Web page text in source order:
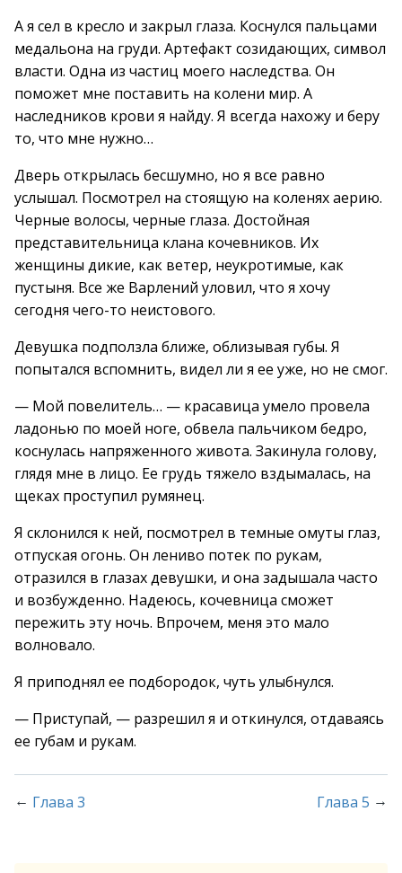
А я сел в кресло и закрыл глаза. Коснулся пальцами
медальона на груди. Артефакт созидающих, символ
власти. Одна из частиц моего наследства. Он
поможет мне поставить на колени мир. А
наследников крови я найду. Я всегда нахожу и беру
то, что мне нужно…
Дверь открылась бесшумно, но я все равно
услышал. Посмотрел на стоящую на коленях аерию.
Черные волосы, черные глаза. Достойная
представительница клана кочевников. Их
женщины дикие, как ветер, неукротимые, как
пустыня. Все же Варлений уловил, что я хочу
сегодня чего-то неистового.
Девушка подползла ближе, облизывая губы. Я
попытался вспомнить, видел ли я ее уже, но не смог.
— Мой повелитель… — красавица умело провела
ладонью по моей ноге, обвела пальчиком бедро,
коснулась напряженного живота. Закинула голову,
глядя мне в лицо. Ее грудь тяжело вздымалась, на
щеках проступил румянец.
Я склонился к ней, посмотрел в темные омуты глаз,
отпуская огонь. Он лениво потек по рукам,
отразился в глазах девушки, и она задышала часто
и возбужденно. Надеюсь, кочевница сможет
пережить эту ночь. Впрочем, меня это мало
волновало.
Я приподнял ее подбородок, чуть улыбнулся.
— Приступай, — разрешил я и откинулся, отдаваясь
ее губам и рукам.
Глава 5 →
← Глава 3